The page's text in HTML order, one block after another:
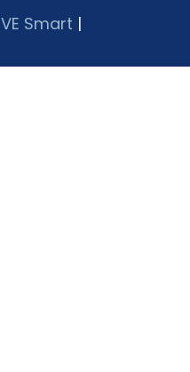
VE Smart |